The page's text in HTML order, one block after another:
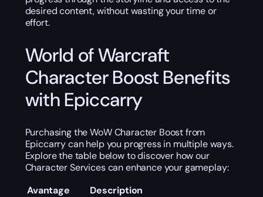
desired content, without wasting your time or
effort.
World of Warcraft
Character Boost Benefits
with Epiccarry
Purchasing the WoW Character Boost from
Epiccarry can help you progress in multiple ways.
Explore the table below to discover how our
Character Services can enhance your gameplay:
Avantage
Description